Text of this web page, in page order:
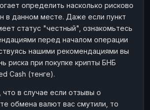
определить насколько рисково
в данном месте. Даже если пункт
статус "честный", ознакомьтесь
перед началом операции
нашими рекомендациями вы
риска при покупке крипты БНБ
Cash (тенге).
в случае если отзывы о
обмена валют вас смутили, то